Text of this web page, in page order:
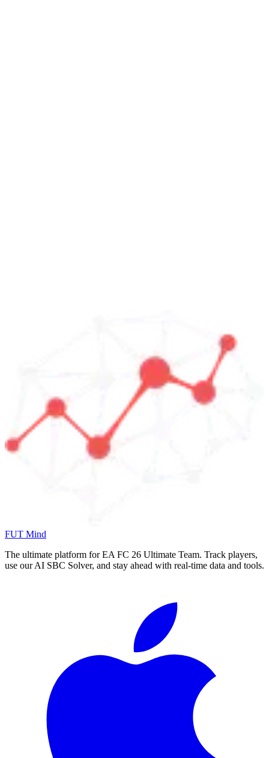
FUT Mind
The ultimate platform for EA FC 26 Ultimate Team. Track players,
use our AI SBC Solver, and stay ahead with real-time data and tools.